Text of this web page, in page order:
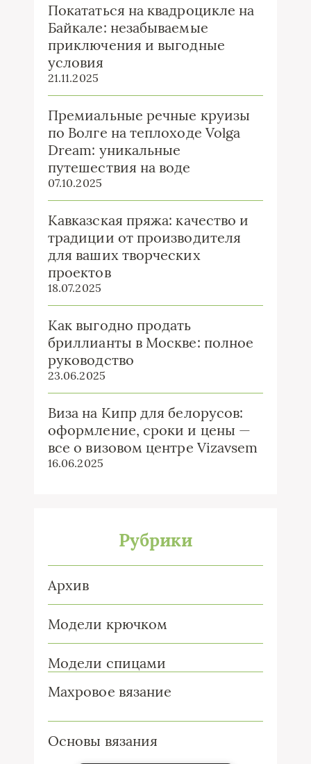
Покататься на квадроцикле на
Байкале: незабываемые
приключения и выгодные
условия
21.11.2025
Премиальные речные круизы
по Волге на теплоходе Volga
Dream: уникальные
путешествия на воде
07.10.2025
Кавказская пряжа: качество и
традиции от производителя
для ваших творческих
проектов
18.07.2025
Как выгодно продать
бриллианты в Москве: полное
руководство
23.06.2025
Виза на Кипр для белорусов:
оформление, сроки и цены —
все о визовом центре Vizavsem
16.06.2025
Рубрики
Архив
Модели крючком
Модели спицами
Махровое вязание
Основы вязания